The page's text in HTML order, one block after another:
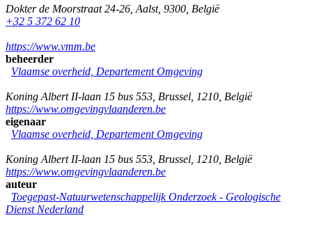
Dokter de Moorstraat 24-26 Aalst, 9300 België
+32 5 372 62 10
https://www.vmm.be
beheerder
Vlaamse overheid, Departement Omgeving
Koning Albert II-laan 15 bus 553 Brussel 1210 België
https://www.omgevingvlaanderen.be
eigenaar
Vlaamse overheid, Departement Omgeving
Koning Albert II-laan 15 bus 553 Brussel 1210 België
https://www.omgevingvlaanderen.be
auteur
Toegepast-Natuurwetenschappelijk Onderzoek - Geologische
Dienst Nederland